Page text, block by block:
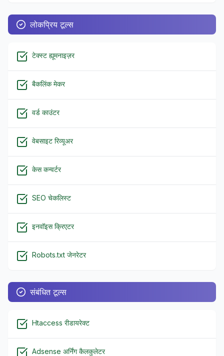
लोकप्रिय टूल्स
टेक्स्ट ह्यूमनाइज़र
बैकलिंक मेकर
वर्ड काउंटर
वेबसाइट रिव्यूअर
केस कन्वर्टर
SEO चेकलिस्ट
इनवॉइस क्रिएटर
Robots.txt जेनरेटर
संबंधित टूल्स
Htaccess रीडायरेक्ट
Adsense अर्निंग कैलकुलेटर